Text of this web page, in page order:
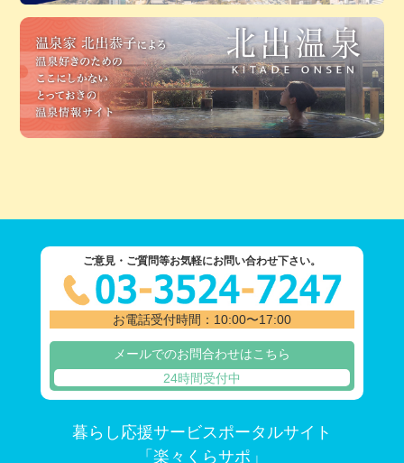
ご意見・ご質問等お気軽にお問い合わせ下さい。
お電話受付時間：10:00〜17:00
メールでのお問合わせはこちら
24時間受付中
暮らし応援サービスポータルサイト
「楽々くらサポ」